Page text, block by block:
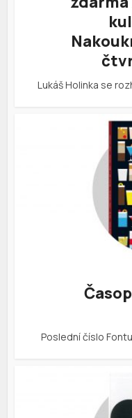
Lukáš Holinka se
Poslední číslo